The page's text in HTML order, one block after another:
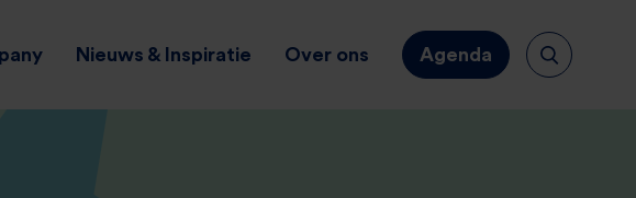
Nieuws & Inspiratie Over ons Agenda